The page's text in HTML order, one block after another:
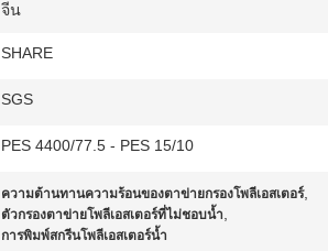
จีน
SHARE
SGS
PES 4400/77.5 - PES 15/10
ความต้านทานความร้อนของตาข่ายกรองโพลีเอสเตอร์,
ตัวกรองตาข่ายโพลีเอสเตอร์ที่ไม่ชอบน้ำ,
การพิมพ์สกรีนโพลีเอสเตอร์น้ำ